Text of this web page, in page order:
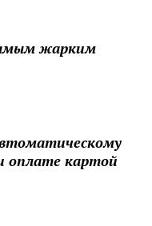
жарким
оплате картой